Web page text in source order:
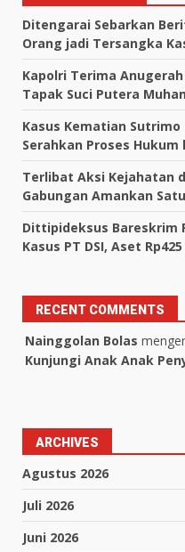
Ditengarai Sebarkan
Orang jadi Tersangka
Kapolri Terima
Tapak Suci Putera
Kasus Kematian
Serahkan Proses
Terlibat Aksi Kejahatan
Gabungan Amankan
Dittipideksus Bareskrim
Kasus PT DSI, Aset
RECENT COMMENTS
Nainggolan Bolas
Kunjungi Anak Anak
ARCHIVES
Agustus 2026
Juli 2026
Juni 2026